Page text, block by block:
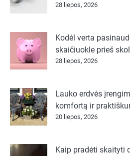
28 liepos, 2026
Kodėl verta
skaičiuokle prieš
28 liepos, 2026
Lauko erdvės
komfortą ir
20 liepos, 2026
Kaip pradėti skaityti